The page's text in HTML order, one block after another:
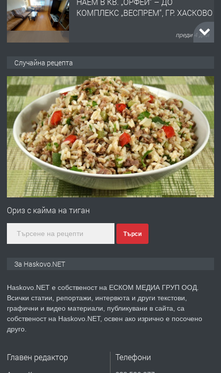
АПАРТАМЕНТ В ЦЕНТЪРА НА ГР.
преди 5 дни
преди 5 дни
ПРЕДЛАГА
№4120 Магазин/Офис под наем в кв.
Любен Каравелов, Хасково-близо до
градската градина!
преди 5 дни
ПРЕДЛАГА
ПРОСТОРЕН ТРИСТАЕН
КУБА
преди 6 дни
ПРЕДЛАГА СГЛОБЯВАНЕ НА МЕБЕЛИ.
Случайна рецепта
Ориз с кайма на тиган
Търси
За Haskovo.NET
Haskovo.NET е собственост на ЕСКОМ МЕДИА ГРУП ООД.
Всички статии, репортажи, интервюта и други текстови,
графични и видео материали, публикувани в сайта, са
собственост на Haskovo.NET, освен ако изрично е посочено
друго.
Главен редактор Телефони